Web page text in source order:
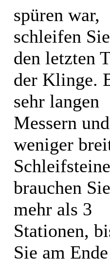
spüren war,
schleifen Sie
den letzten
der Klinge.
sehr langen
Messern und
weniger
brauchen Sie
mehr als 3
Stationen,
Sie am Ende